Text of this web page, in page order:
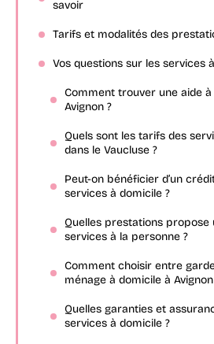
savoir
Tarifs et modalités des
Vos questions sur les services
Comment trouver une aide
Avignon ?
Quels sont les tarifs des
dans le Vaucluse ?
Peut-on bénéficier d’un
services à domicile ?
Quelles prestations propose
services à la personne ?
Comment choisir entre
ménage à domicile à Avignon
Quelles garanties et
services à domicile ?